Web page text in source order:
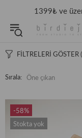
1399₺ ve
FİLTRELERİ GÖSTER
Sırala:
-58%
Stokta yok